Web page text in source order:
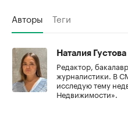
Авторы Теги
Наталия Густова
Редактор,
журналистики. В
исследую тему
Недвижимости».